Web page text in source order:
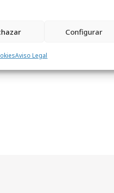
Configurar
Aviso Legal
la
y la